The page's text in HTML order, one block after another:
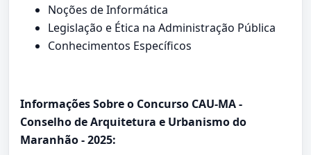
Noções de Informática
Legislação e Ética na Administração Pública
Conhecimentos Específicos
Informações Sobre o Concurso CAU-MA -
Conselho de Arquitetura e Urbanismo do
Maranhão - 2025: